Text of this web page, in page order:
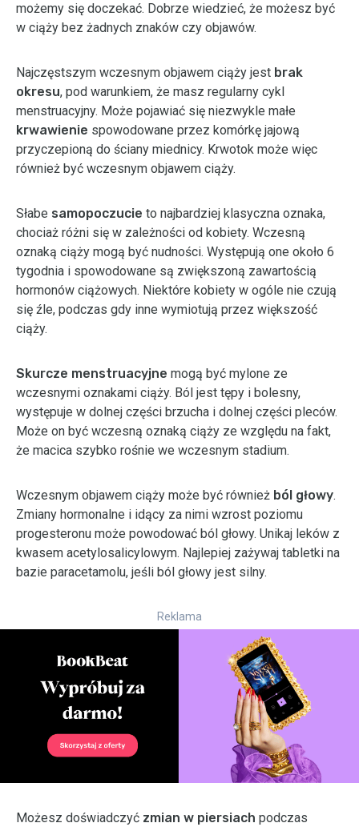
możemy się doczekać. Dobrze wiedzieć, że możesz być
w ciąży bez żadnych znaków czy objawów.
Najczęstszym wczesnym objawem ciąży jest brak
okresu, pod warunkiem, że masz regularny cykl
menstruacyjny. Może pojawiać się niezwykle małe
krwawienie spowodowane przez komórkę jajową
przyczepioną do ściany miednicy. Krwotok może więc
również być wczesnym objawem ciąży.
Słabe samopoczucie to najbardziej klasyczna oznaka,
chociaż różni się w zależności od kobiety. Wczesną
oznaką ciąży mogą być nudności. Występują one około 6
tygodnia i spowodowane są zwiększoną zawartością
hormonów ciążowych. Niektóre kobiety w ogóle nie czują
się źle, podczas gdy inne wymiotują przez większość
ciąży.
Skurcze menstruacyjne mogą być mylone ze
wczesnymi oznakami ciąży. Ból jest tępy i bolesny,
występuje w dolnej części brzucha i dolnej części pleców.
Może on być wczesną oznaką ciąży ze względu na fakt,
że macica szybko rośnie we wczesnym stadium.
Wczesnym objawem ciąży może być również ból głowy.
Zmiany hormonalne i idący za nimi wzrost poziomu
progesteronu może powodować ból głowy. Unikaj leków z
kwasem acetylosalicylowym. Najlepiej zażywaj tabletki na
bazie paracetamolu, jeśli ból głowy jest silny.
Reklama
Możesz doświadczyć zmian w piersiach podczas